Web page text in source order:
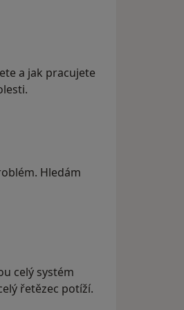
a jak pracujete
Hledám
celý systém
řetězec potíží.